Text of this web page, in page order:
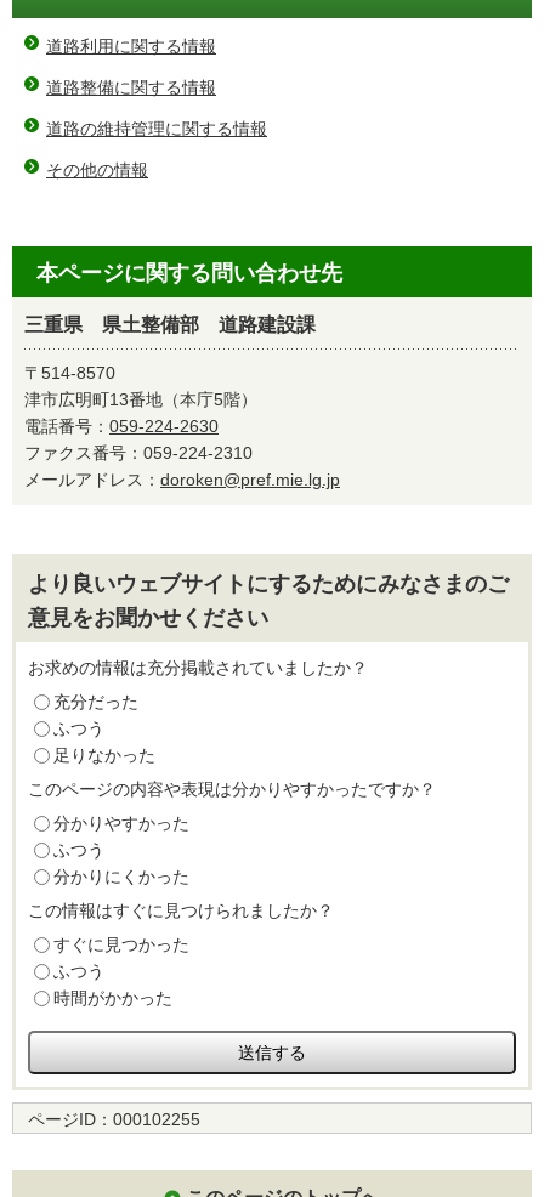
道路利用に関する情報
道路整備に関する情報
道路の維持管理に関する情報
その他の情報
本ページに関する問い合わせ先
三重県 県土整備部 道路建設課
〒514-8570
津市広明町13番地（本庁5階）
電話番号： 059-224-2630
ファクス番号：059-224-2310
メールアドレス： doroken@pref.mie.lg.jp
より良いウェブサイトにするためにみなさまのご
意見をお聞かせください
お求めの情報は充分掲載されていましたか？
充分だった
ふつう
足りなかった
このページの内容や表現は分かりやすかったですか？
分かりやすかった
ふつう
分かりにくかった
この情報はすぐに見つけられましたか？
すぐに見つかった
ふつう
時間がかかった
ページID： 000102255